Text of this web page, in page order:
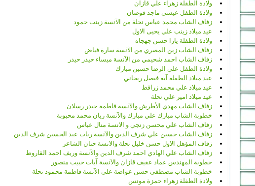
ولادة الطفلة زهراء علي قازان
ولادة الطفل عيسى ماجد قوصان
زفاف الشاب محمد عباس نحلة من الآنسة زينب حمود
عيد ميلاد زينب علي يحيى الاول
ولادة الطفلة يارا حسن جهجاه
زفاف الشاب زين المصري من الآنسة سارة فياض
زفاف الشاب احمد شحيمي من الآنسة ميساء حيدر حيدر
ولادة الطفل علي الرضا حسين مبارك
عيد ميلاد الطفلة آية فيصل ريحاني
عيد ميلاد علي محمد زراقط
عيد ميلاد امير علي نحلة
زفاف الشاب مهدي الأطرش والآنسة فاطمة حيدر رسلان
خطوبة الشاب مبارك علي مبارك والآنسة ريان محمد محبوبة
زفاف الشاب علي محسن زنجي و الانسة منال عباس
زفاف الشاب حسين علي شرف الدين والآنسة رباب عبد الحسين شرف الدين
زفاف المؤهل الاول حسن خليل نحلة والانسة حنان الشاعر
زفاف الشاب علي الهادي احمد شرف الدين والآنسة وريف احمد القاروط
خطوبة المهندس عماد عفيف قازان والآنسة آيات حبيب منصور
خطوبة الشاب مصطفى حسن عواضة على الآنسة فاطمة محمود نحلة
ولادة الطفلة زهراء حمزة مونس